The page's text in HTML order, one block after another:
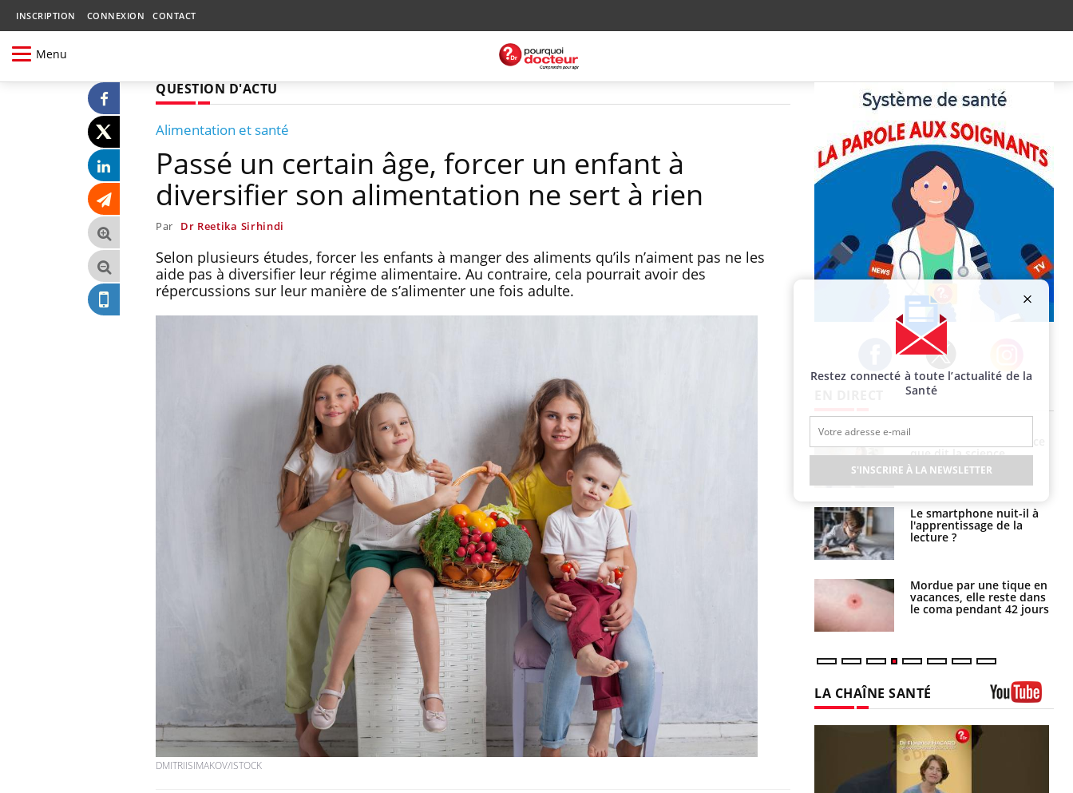
INSCRIPTION CONNEXION CONTACT
Menu
QUESTION D'ACTU
Alimentation et santé
Passé un certain âge, forcer un enfant à
diversifier son alimentation ne sert à rien
Par Dr Reetika Sirhindi
Selon plusieurs études, forcer les enfants à manger des aliments qu’ils n’aiment pas ne les
aide pas à diversifier leur régime alimentaire. Au contraire, cela pourrait avoir des
répercussions sur leur manière de s’alimenter une fois adulte.
DMITRIISIMAKOV/ISTOCK
Facebook Twitter Instagram
Chikungunya, dengue,
West Nile : que se passe-
t-il dans le sud de la
Les médicaments GLP-1
protègent-ils aussi les os
Cytomégalovirus : ce qui
La sieste empêche-t-elle
de dormir la nuit ?
VIH : la fin du comprimé
tous les jours se profile-t-
elle enfin ?
Pourquoi votre ventre
gâche-t-il les premiers
jours de vos vacances ?
que dit la science
Le smartphone nuit-il à
l'apprentissage de la
lecture ?
Mordue par une tique en
vacances, elle reste dans
le coma pendant 42 jours
LA CHAÎNE SANTÉ
Restez connecté à toute l’actualité de la
Santé
S'INSCRIRE À LA NEWSLETTER